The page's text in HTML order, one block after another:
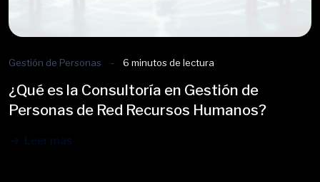
Gestión de Personas 6 minutos de lectura
¿Qué es la Consultoría en Gestión de
Personas de Red Recursos Humanos?
Leer mas